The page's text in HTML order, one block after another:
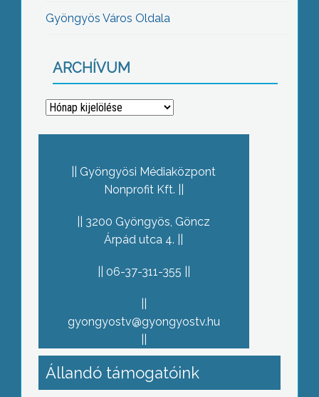
Gyöngyös Város Oldala
ARCHÍVUM
Archívum
Gyöngyösi Médiaközpont
Nonprofit Kft.
3200 Gyöngyös, Göncz
Árpád utca 4.
06-37-311-355
gyongyostv@gyongyostv.hu
Állandó támogatóink